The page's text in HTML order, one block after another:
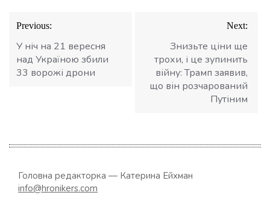
Навігація
записів
Previous:
У ніч на 21 вересня
над Україною збили
33 ворожі дрони
Next:
Знизьте ціни ще
трохи, і це зупинить
війну: Трамп заявив,
що він розчарований
Путіним
Головна редакторка — Катерина Ейхман
info@hronikers.com